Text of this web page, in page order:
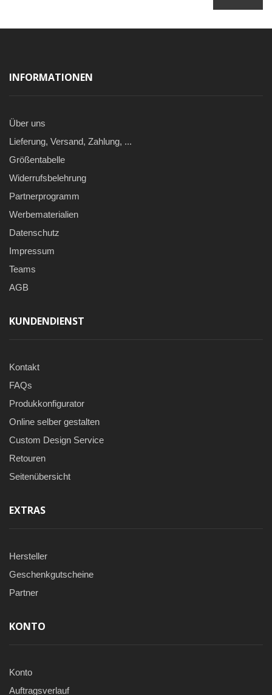
INFORMATIONEN
Über uns
Lieferung, Versand, Zahlung, ...
Größentabelle
Widerrufsbelehrung
Partnerprogramm
Werbematerialien
Datenschutz
Impressum
Teams
AGB
KUNDENDIENST
Kontakt
FAQs
Produkkonfigurator
Online selber gestalten
Custom Design Service
Retouren
Seitenübersicht
EXTRAS
Hersteller
Geschenkgutscheine
Partner
KONTO
Konto
Auftragsverlauf